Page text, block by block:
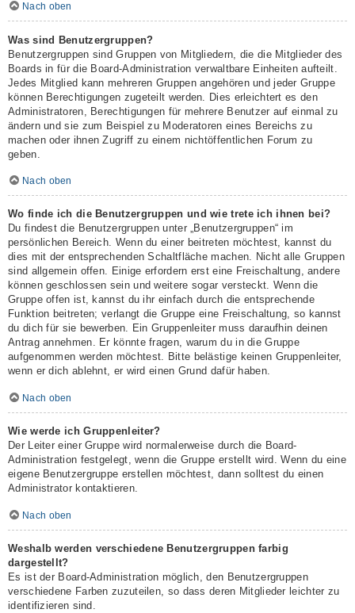
Nach oben
Was sind Benutzergruppen?
Benutzergruppen sind Gruppen von Mitgliedern, die die Mitglieder des
Boards in für die Board-Administration verwaltbare Einheiten aufteilt.
Jedes Mitglied kann mehreren Gruppen angehören und jeder Gruppe
können Berechtigungen zugeteilt werden. Dies erleichtert es den
Administratoren, Berechtigungen für mehrere Benutzer auf einmal zu
ändern und sie zum Beispiel zu Moderatoren eines Bereichs zu
machen oder ihnen Zugriff zu einem nichtöffentlichen Forum zu
geben.
Nach oben
Wo finde ich die Benutzergruppen und wie trete ich ihnen bei?
Du findest die Benutzergruppen unter „Benutzergruppen“ im
persönlichen Bereich. Wenn du einer beitreten möchtest, kannst du
dies mit der entsprechenden Schaltfläche machen. Nicht alle Gruppen
sind allgemein offen. Einige erfordern erst eine Freischaltung, andere
können geschlossen sein und weitere sogar versteckt. Wenn die
Gruppe offen ist, kannst du ihr einfach durch die entsprechende
Funktion beitreten; verlangt die Gruppe eine Freischaltung, so kannst
du dich für sie bewerben. Ein Gruppenleiter muss daraufhin deinen
Antrag annehmen. Er könnte fragen, warum du in die Gruppe
aufgenommen werden möchtest. Bitte belästige keinen Gruppenleiter,
wenn er dich ablehnt, er wird einen Grund dafür haben.
Nach oben
Wie werde ich Gruppenleiter?
Der Leiter einer Gruppe wird normalerweise durch die Board-
Administration festgelegt, wenn die Gruppe erstellt wird. Wenn du eine
eigene Benutzergruppe erstellen möchtest, dann solltest du einen
Administrator kontaktieren.
Nach oben
Weshalb werden verschiedene Benutzergruppen farbig
dargestellt?
Es ist der Board-Administration möglich, den Benutzergruppen
verschiedene Farben zuzuteilen, so dass deren Mitglieder leichter zu
identifizieren sind.